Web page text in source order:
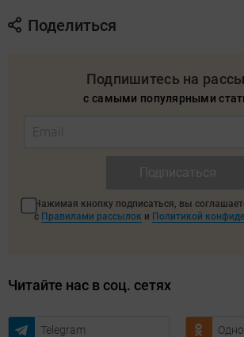
Поделиться
Подпишитесь на
с самыми популярными
Нажимая кнопку подписаться, вы
с Правилами рассылок и Политикой
Читайте нас в соц. сетях
Telegram